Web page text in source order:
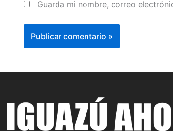
Guarda mi nombre, correo